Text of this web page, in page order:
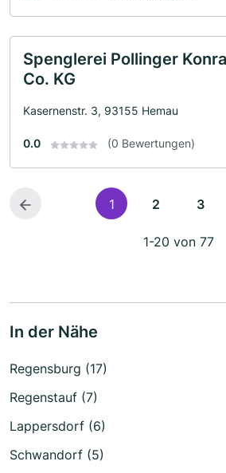
Spenglerei Pollinger
Co. KG
Kasernenstr. 3, 93155 Hemau
0.0 (0 Bewertungen)
1 2 3
1-20 von 77
In der Nähe
Regensburg (17)
Regenstauf (7)
Lappersdorf (6)
Schwandorf (5)